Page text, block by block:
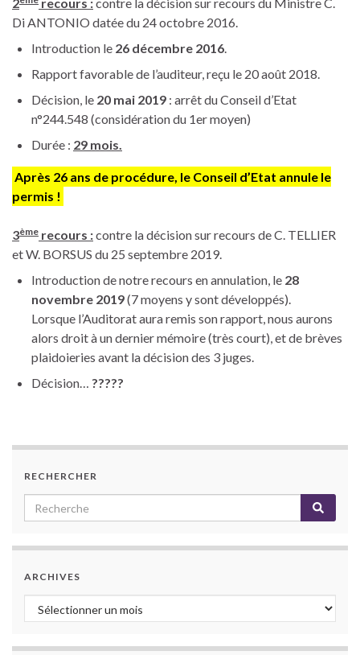
Di ANTONIO datée du 24 octobre 2016.
Introduction le 26 décembre 2016.
Rapport favorable de l’auditeur, reçu le 20 août 2018.
Décision, le 20 mai 2019 : arrêt du Conseil d’Etat
n°244.548 (considération du 1er moyen)
Durée : 29 mois.
Après 26 ans de procédure, le Conseil d’Etat annule le
permis !
3ème recours :contre la décision sur recours de C. TELLIER
et W. BORSUS du 25 septembre 2019.
Introduction de notre recours en annulation, le 28
novembre 2019(7 moyens y sont développés).
Lorsque l’Auditorat aura remis son rapport, nous aurons
alors droit à un dernier mémoire (très court), et de brèves
plaidoieries avant la décision des 3 juges.
Décision… ?????
RECHERCHER
ARCHIVES
Archives